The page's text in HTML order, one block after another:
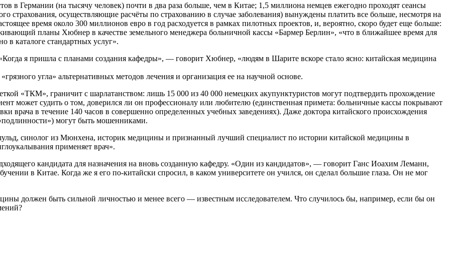
в Германии (на тысячу человек) почти в два раза больше, чем в Китае; 1,5 миллиона немцев ежегодно проходят сеансы
страхования, осуществляющие расчёты по страхованию в случае заболевания) вынуждены платить все больше, несмотря на
время около 300 миллионов евро в год расходуется в рамках пилотных проектов, и, вероятно, скоро будет еще больше:
планы Хюбнер в качестве земельного менеджера больничной кассы «Бармер Берлин», «что в ближайшее время для
в каталоге стандартных услуг».
я пришла с планами создания кафедры», — говорит Хюбнер, «людям в Шарите вскоре стало ясно: китайская медицина
угла» альтернативных методов лечения и организация ее на научной основе.
«TКM», граничит с шарлатанством: лишь 15 000 из 40 000 немецких акупунктуристов могут подтвердить прохождение
может судить о том, доверился ли он профессионалу или любителю (единственная примета: больничные кассы покрывают
врача в течение 140 часов в совершенно определенных учебных заведениях). Даже доктора китайского происхождения
могут быть мошенниками.
синолог из Мюнхена, историк медицины и признанный лучший специалист по истории китайской медицины в
применяет врач».
кандидата для назначения на вновь созданную кафедру. «Один из кандидатов», — говорит Ганс Иоахим Леманн,
в Китае. Когда же я его по-китайски спросил, в каком университете он учился, он сделал большие глаза. Он не мог
должен быть сильной личностью и менее всего — известным исследователем. Что случилось бы, например, если бы он